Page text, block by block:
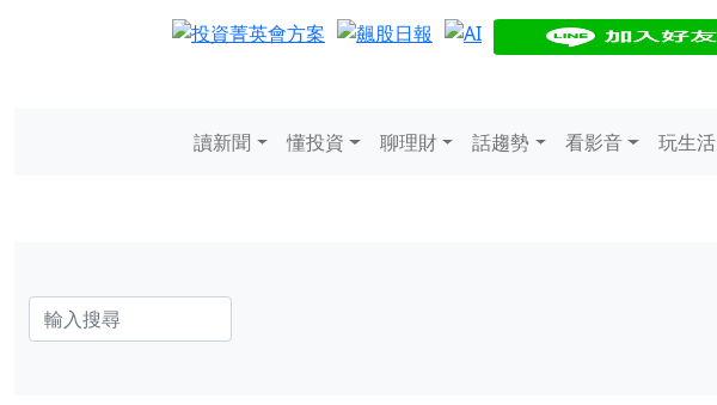
讀新聞 懂投資 聊理財 話趨勢 看影音 玩生活